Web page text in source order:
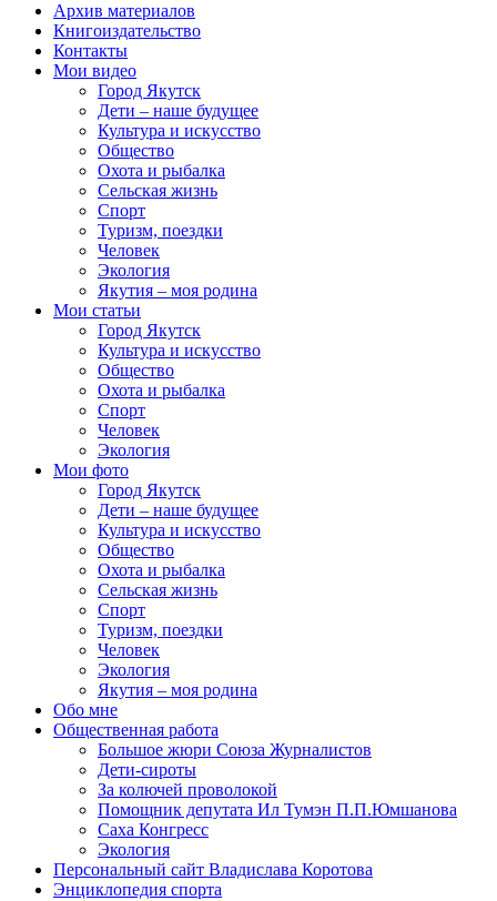
Архив материалов
Книгоиздательство
Контакты
Мои видео
Город Якутск
Дети – наше будущее
Культура и искусство
Общество
Охота и рыбалка
Сельская жизнь
Спорт
Туризм, поездки
Человек
Экология
Якутия – моя родина
Мои статьи
Город Якутск
Культура и искусство
Общество
Охота и рыбалка
Спорт
Человек
Экология
Мои фото
Город Якутск
Дети – наше будущее
Культура и искусство
Общество
Охота и рыбалка
Сельская жизнь
Спорт
Туризм, поездки
Человек
Экология
Якутия – моя родина
Обо мне
Общественная работа
Большое жюри Союза Журналистов
Дети-сироты
За колючей проволокой
Помощник депутата Ил Тумэн П.П.Юмшанова
Саха Конгресс
Экология
Персональный сайт Владислава Коротова
Энциклопедия спорта